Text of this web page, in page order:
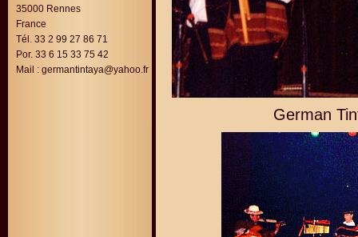
35000 Rennes
France
Tél. 33 2 99 27 86 71
Por. 33 6 15 33 75 42
Mail : germantintaya@yahoo.fr
German